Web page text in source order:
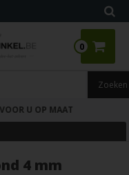
0
OP MAAT
4 mm